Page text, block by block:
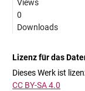
Views
0
Downloads
Lizenz für das
Dieses Werk ist
CC BY-SA 4.0